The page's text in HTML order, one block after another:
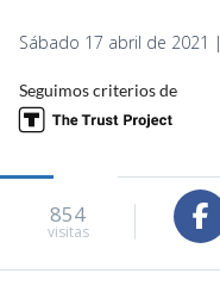
Sábado 17 abril de 2021
Seguimos criterios de
854
visitas